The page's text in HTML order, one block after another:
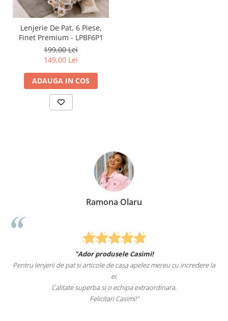
Lenjerie De Pat, 6 Piese,
Finet Premium - LPBF6P1
199,00 Lei
149,00 Lei
ADAUGA IN COS
Ramona Olaru
"Ador produsele Casimi!
Pentru lenjerii de pat si articole de casa apelez mereu cu incredere la
ei.
Calitate superba si o echipa extraordinara.
Felicitari Casimi!"